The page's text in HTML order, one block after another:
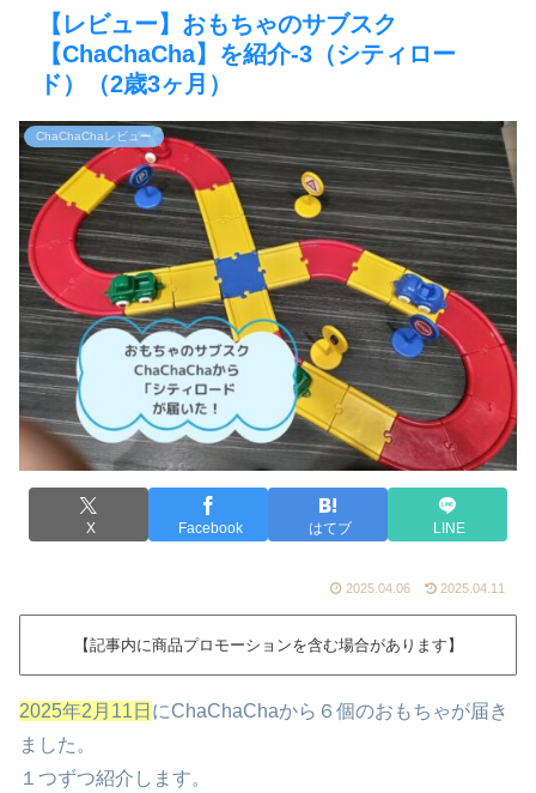
【レビュー】おもちゃのサブスク
【ChaChaCha】を紹介-3（シティロー
ド）（2歳3ヶ月）
ChaChaChaレビュー
X Facebook はてブ LINE
2025.04.06 2025.04.11
【記事内に商品プロモーションを含む場合があります】
2025年2月11日 にChaChaChaから６個のおもちゃが届き
ました。
１つずつ紹介します。